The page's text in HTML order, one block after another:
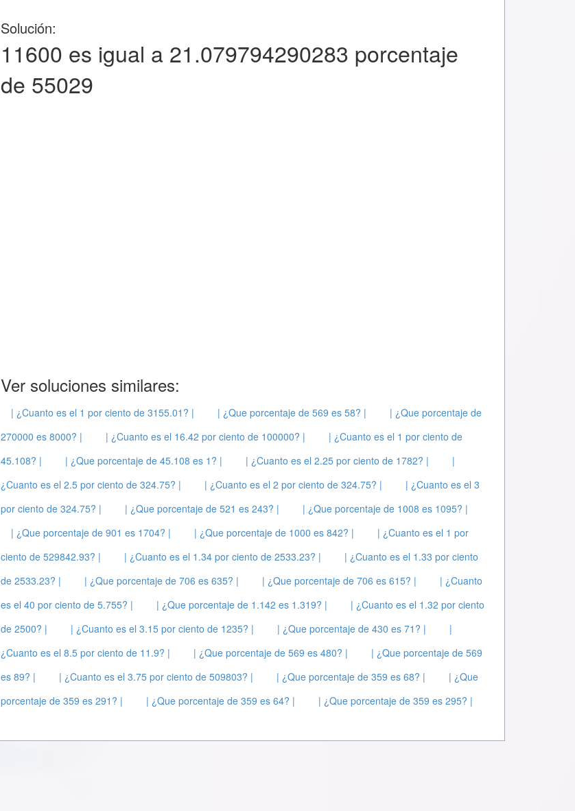
Solución:
11600 es igual a 21.079794290283 porcentaje
de 55029
Ver soluciones similares:
| ¿Cuanto es el 1 por ciento de 3155.01? | | ¿Que porcentaje de 569 es 58? |
| ¿Que porcentaje de
270000 es 8000? |
| ¿Cuanto es el 16.42 por ciento de 100000? |
| ¿Cuanto es el 1 por ciento de
45.108? |
| ¿Que porcentaje de 45.108 es 1? | | ¿Cuanto es el 2.25 por ciento de 1782? |
|
¿Cuanto es el 2.5 por ciento de 324.75? |
| ¿Cuanto es el 2 por ciento de 324.75? |
| ¿Cuanto es el 3
por ciento de 324.75? |
| ¿Que porcentaje de 521 es 243? |
| ¿Que porcentaje de 1008 es 1095? |
| ¿Que porcentaje de 901 es 1704? |
| ¿Que porcentaje de 1000 es 842? |
| ¿Cuanto es el 1 por
ciento de 529842.93? |
| ¿Cuanto es el 1.34 por ciento de 2533.23? |
| ¿Cuanto es el 1.33 por ciento
de 2533.23? |
| ¿Que porcentaje de 706 es 635? | | ¿Que porcentaje de 706 es 615? |
| ¿Cuanto
es el 40 por ciento de 5.755? |
| ¿Que porcentaje de 1.142 es 1.319? |
| ¿Cuanto es el 1.32 por ciento
de 2500? |
| ¿Cuanto es el 3.15 por ciento de 1235? | | ¿Que porcentaje de 430 es 71? |
|
¿Cuanto es el 8.5 por ciento de 11.9? |
| ¿Que porcentaje de 569 es 480? |
| ¿Que porcentaje de 569
es 89? |
| ¿Cuanto es el 3.75 por ciento de 509803? | | ¿Que porcentaje de 359 es 68? |
| ¿Que
porcentaje de 359 es 291? |
| ¿Que porcentaje de 359 es 64? | | ¿Que porcentaje de 359 es 295? |